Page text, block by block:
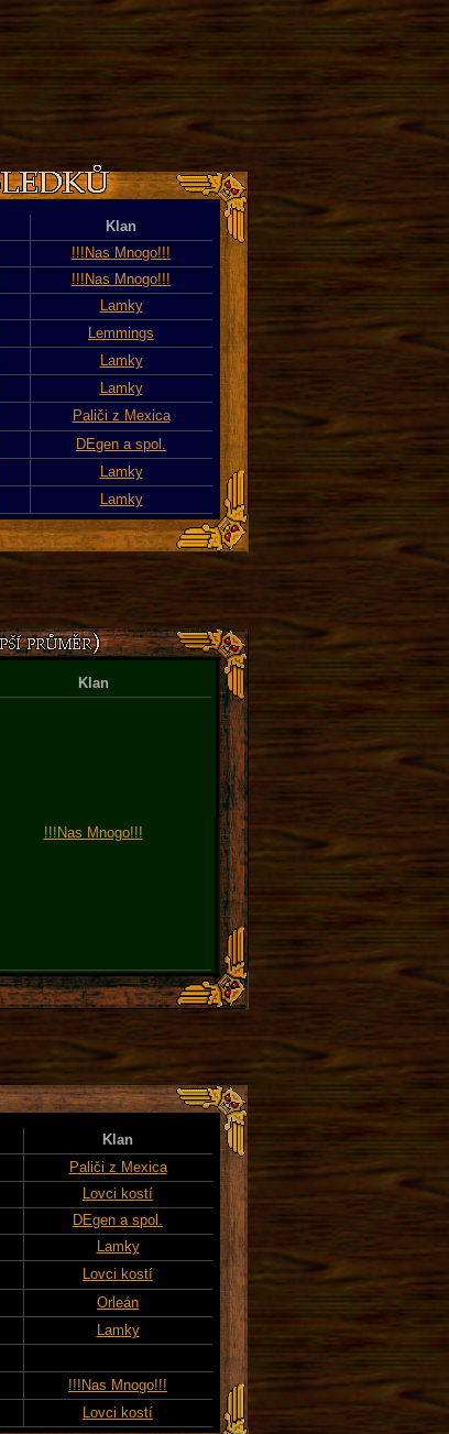
Klan
!!!Nas Mnogo!!!
!!!Nas Mnogo!!!
Lamky
Lemmings
Lamky
Lamky
Paliči z Mexica
DEgen a spol.
Lamky
Lamky
Klan
!!!Nas Mnogo!!!
Klan
Paliči z Mexica
Lovci kostí
DEgen a spol.
Lamky
Lovci kostí
Orleán
Lamky
!!!Nas Mnogo!!!
Lovci kostí